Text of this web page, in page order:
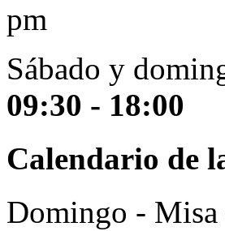
pm
Sábado y
09:30 - 18:00
Calendario de
Domingo - Misa